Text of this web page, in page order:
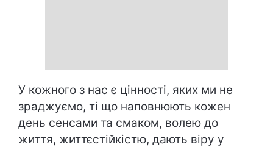
У кожного з нас є цінності, яких ми не
зраджуємо, ті що наповнюють кожен
день сенсами та смаком, волею до
життя, життєстійкістю, дають віру у